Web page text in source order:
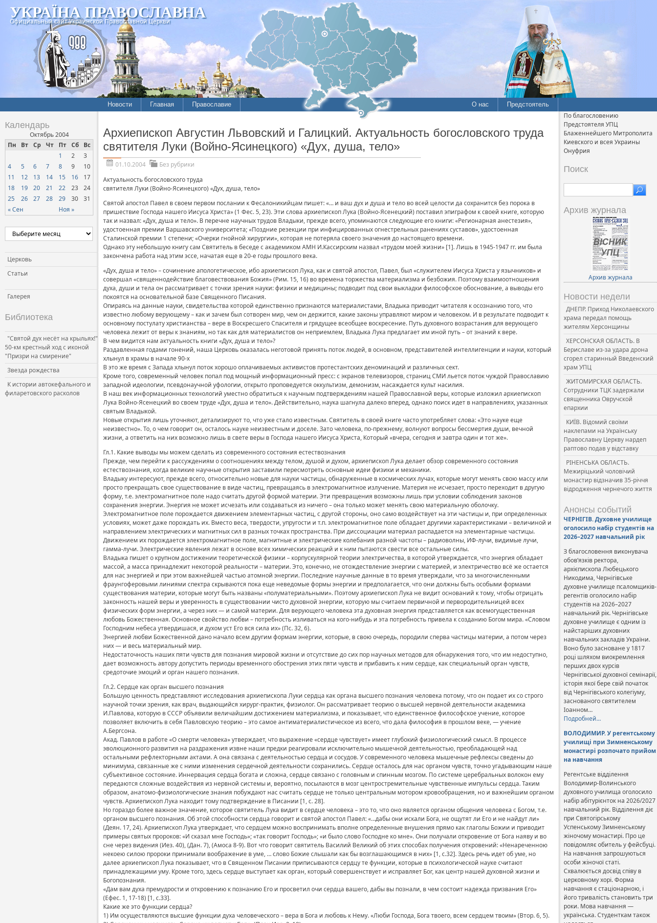
УКРАЇНА ПРАВОСЛАВНА
Официальный сайт Украинской Православной Церкви
Новости Главная Православие О нас Предстоятель
Календарь
Октябрь 2004
Пн
Вт Ср Чт Пт Сб Вс
« Сен Ноя »
1 2
3
4
5 6 7 8 9
10
11
12 13 14 15 16
17
18
19 20 21 22 23
24
25
26 27 28 29 30 31
Церковь
Статьи
Галерея
Библиотека
"Святой дух несёт на крыльях!"
50-км крестный ход с иконой
"Призри на смирение"
Звезда рождества
К истории автокефального и
филаретовского расколов
Архиепископ Августин Львовский и Галицкий. Актуальность богословского труда
святителя Луки (Войно-Ясинецкого) «Дух, душа, тело»
01.10.2004
Без рубрики
Актуальность богословского труда
святителя Луки (Войно-Ясинецкого) «Дух, душа, тело»
Святой апостол Павел в своем первом послании к Фесалоникийцам пишет: «… и ваш дух и душа и тело во всей целости да сохранится без порока в
пришествие Господа нашего Иисуса Христа» (1 Фес. 5, 23). Эти слова архиепископ Лука (Войно-Ясенецкий) поставил эпиграфом к своей книге, которую
так и назвал: «Дух, душа и тело». В перечне научных трудов Владыки, прежде всего, упоминаются следующие его книги: «Регионарная анестезия»,
удостоенная премии Варшавского университета; «Поздние резекции при инфицированных огнестрельных ранениях суставов», удостоенная
Сталинской премии 1 степени; «Очерки гнойной хирургии», которая не потеряла своего значения до настоящего времени.
Однако эту небольшую книгу сам Святитель в беседе с академиком АМН И.Кассирским назвал «трудом моей жизни» [1]. Лишь в 1945-1947 гг. им была
закончена работа над этим эссе, начатая еще в 20-е годы прошлого века.
«Дух, душа и тело» – сочинение апологетическое, ибо архиепископ Лука, как и святой апостол, Павел, был «служителем Иисуса Христа у язычников» и
совершал «священнодействие благовествования Божия» (Рим. 15, 16) во времена торжества материализма и безбожия. Поэтому взаимоотношения
духа, души и тела он рассматривает с точки зрения науки: физики и медицины; подводит под свои выкладки философское обоснование, а выводы его
покоятся на основательной базе Священного Писания.
Опираясь на данные науки, свидетельства которой единственно признаются материалистами, Владыка приводит читателя к осознанию того, что
известно любому верующему – как и зачем был сотворен мир, чем он держится, какие законы управляют миром и человеком. И в результате подводит к
основному постулату христианства – вере в Воскресшего Спасителя и грядущее всеобщее воскресение. Путь духовного возрастания для верующего
человека лежит от веры к знаниям, но так как для материалистов он неприемлем, Владыка Лука предлагает им иной путь – от знаний к вере.
В чем видится нам актуальность книги «Дух, душа и тело»?
Раздавленная годами гонений, наша Церковь оказалась неготовой принять поток людей, в основном, представителей интеллигенции и науки, который
хлынул в храмы в начале 90-х
В это же время с Запада хлынул поток хорошо оплачиваемых активистов протестантских деноминаций и различных сект.
Кроме того, современный человек попал под мощный информационный пресс: с экранов телевизоров, страниц СМИ льется поток чуждой Православию
западной идеологии, псевдонаучной уфологии, открыто проповедуется оккультизм, демонизм, насаждается культ насилия.
В наш век информационных технологий уместно обратиться к научным подтверждениям нашей Православной веры, которые изложил архиепископ
Лука Войно-Ясенецкий во своем труде «Дух, душа и тело». Действительно, наука шагнула далеко вперед, однако поиск идет в направлениях, указанных
святым Владыкой.
Новые открытия лишь уточняют, детализируют то, что уже стало известным. Святитель в своей книге часто употребляет слова: «Это науке еще
неизвестно». То, о чем говорит он, осталось науке неизвестным и доселе. Зато человека, по-прежнему, волнуют вопросы бессмертия души, вечной
жизни, а ответить на них возможно лишь в свете веры в Господа нашего Иисуса Христа, Который «вчера, сегодня и завтра один и тот же».
Гл.1. Какие выводы мы можем сделать из современного состояния естествознания
Прежде, чем перейти к рассуждениям о соотношениях между телом, душой и духом, архиепископ Лука делает обзор современного состояния
естествознания, когда великие научные открытия заставили пересмотреть основные идеи физики и механики.
Владыку интересуют, прежде всего, относительно новые для науки частицы, обнаруженные в космических лучах, которые могут менять свою массу или
просто прекращать свое существование в виде частиц, превращаясь в электромагнитное излучение. Материя не исчезает, просто переходит в другую
форму, т.е. электромагнитное поле надо считать другой формой материи. Эти превращения возможны лишь при условии соблюдения законов
сохранения энергии. Энергия не может исчезать или создаваться из ничего – она только может менять свою материальную оболочку.
Электромагнитное поле порождается движением элементарных частиц, с другой стороны, оно само воздействует на эти частицы и, при определенных
условиях, может даже порождать их. Вместо веса, твердости, упругости и т.п. электромагнитное поле обладает другими характеристиками – величиной и
направлением электрических и магнитных сил в разных точках пространства. При диссоциации материал распадается на элементарные частицы.
Движением их порождается электромагнитное поле, магнитные и электрические колебания разной частоты – радиоволны, ИФ-лучи, видимые лучи,
гамма-лучи. Электрические явления лежат в основе всех химических реакций и к ним пытаются свести все остальные силы.
Владыка пишет о крупном достижении теоретической физики – корпускулярной теории электричества, в которой утверждается, что энергия обладает
массой, а масса принадлежит некоторой реальности – материи. Это, конечно, не отождествление энергии с материей, и электричество всё же остается
для нас энергией и при этом важнейшей частью атомной энергии. Последние научные данные в то время утверждали, что за многочисленными
фраунгоферовыми линиями спектра скрываются пока еще неведомые формы энергии и предполагается, что они должны быть особыми формами
существования материи, которые могут быть названы «полуматериальными». Поэтому архиепископ Лука не видит оснований к тому, чтобы отрицать
законность нашей веры и уверенность в существовании чисто духовной энергии, которую мы считаем первичной и первородительницей всех
физических форм энергии, а через них — и самой материи. Для верующего человека эта духовная энергия представляется как всемогущественная
любовь Божественная. Основное свойство любви – потребность изливаться на кого-нибудь и эта потребность привела к созданию Богом мира. «Словом
Господним небеса утвердишася, и духом уст Его вся сила их» (Пс. 32, 6).
Энергией любви Божественной дано начало всем другим формам энергии, которые, в свою очередь, породили сперва частицы материи, а потом через
них — и весь материальный мир.
Недостаточность наших пяти чувств для познания мировой жизни и отсутствие до сих пор научных методов для обнаружения того, что им недоступно,
дает возможность автору допустить периоды временного обострения этих пяти чувств и прибавить к ним сердце, как специальный орган чувств,
средоточие эмоций и орган нашего познания.
Гл.2. Сердце как орган высшего познания
Большую ценность представляют исследования архиепископа Луки сердца как органа высшего познания человека потому, что он подает их со строго
научной точки зрения, как врач, выдающийся хирург-практик, физиолог. Он рассматривает теорию о высшей нервной деятельности академика
И.Павлова, которую в СССР объявили величайшим достижением материализма, и показывает, что единственное философское учение, которое
позволяет включить в себя Павловскую теорию – это самое антиматериалистическое из всего, что дала философия в прошлом веке, — учение
А.Бергсона.
Акад. Павлов в работе «О смерти человека» утверждает, что выражение «сердце чувствует» имеет глубокий физиологический смысл. В процессе
эволюционного развития на раздражения извне наши предки реагировали исключительно мышечной деятельностью, преобладающей над
остальными рефлекторными актами. А она связана с деятельностью сердца и сосудов. У современного человека мышечные рефлексы сведены до
минимума, связанные же с ними изменения сердечной деятельности сохранились. Сердце осталось для нас органом чувств, точно угадывающим наше
субъективное состояние. Иннервация сердца богата и сложна, сердце связано с головным и спинным мозгом. По системе церебральных волокон ему
передаются сложные воздействия из нервной системы и, вероятно, посылаются в мозг центростремительные чувственные импульсы сердца. Таким
образом, анатомо-физиологические знания побуждают нас считать сердце не только центральным мотором кровообращения, но и важнейшим органом
чувств. Архиепископ Лука находит тому подтверждение в Писании [1, с. 28].
Но гораздо более важное значение, которое святитель Лука видит в сердце человека – это то, что оно является органом общения человека с Богом, т.е.
органом высшего познания. Об этой способности сердца говорит и святой апостол Павел: «…дабы они искали Бога, не ощутят ли Его и не найдут ли»
(Деян. 17, 24). Архиепископ Лука утверждает, что сердцем можно воспринимать вполне определенные внушения прямо как глаголы Божии и приводит
примеры святых пророков: «И сказал мне Господь»; «так говорит Господь»; «и было слово Господне ко мне». Они получали откровение от Бога наяву и во
сне через видения (Иез. 40), (Дан. 7), (Амоса 8-9). Вот что говорит святитель Василий Великий об этих способах получения откровений: «Ненареченною
некоею силою пророки принимали воображение в уме, … слово Божие слышали как бы возглашающимся в них» [1, с.32]. Здесь речь идет об уме, но
далее архиепископ Лука показывает, что в Священном Писании приписываются сердцу те функции, которые в психологической науке считают
принадлежащими уму. Кроме того, здесь сердце выступает как орган, который совершенствует и исправляет Бог, как центр нашей духовной жизни и
Богопознания.
«Дам вам духа премудрости и откровению к познанию Его и просветил очи сердца вашего, дабы вы познали, в чем состоит надежда призвания Его»
(Ефес. 1, 17-18) [1, с.33].
Какие же это функции сердца?
1) Им осуществляются высшие функции духа человеческого – вера в Бога и любовь к Нему. «Люби Господа, Бога твоего, всем сердцем твоим» (Втор. 6, 5).
По благословению
Предстоятеля УПЦ
Блаженнейшего Митрополита
Киевского и всея Украины
Онуфрия
Поиск
Архив журнала
Архив журнала
Новости недели
ДНЕПР. Приход Николаевского
храма передал помощь
жителям Херсонщины
ХЕРСОНСКАЯ ОБЛАСТЬ. В
Бериславе из-за удара дрона
сгорел старинный Введенский
храм УПЦ
ЖИТОМИРСКАЯ ОБЛАСТЬ.
Сотрудники ТЦК задержали
священника Овручской
епархии
КИЇВ. Відомий своїми
наклепами на Українську
Православну Церкву нардеп
раптово подав у відставку
РІНЕНСЬКА ОБЛАСТЬ.
Межиріцький чоловічий
монастир відзначив 35-річчя
відродження чернечого життя
Анонсы событий
ЧЕРНІГІВ. Духовне училище
оголосило набір студентів на
2026–2027 навчальний рік
З благословення виконувача
обов’язків ректора,
архієпископа Любецького
Никодима, Чернігівське
духовне училище псаломщиків-
регентів оголосило набір
студентів на 2026–2027
навчальний рік. Чернігівське
духовне училище є одним із
найстаріших духовних
навчальних закладів України.
Воно було засноване у 1817
році шляхом виокремлення
перших двох курсів
Чернігівської духовної семінарії,
історія якої бере свій початок
від Чернігівського колегіуму,
заснованого святителем
Іоанном…
Подробней…
ВОЛОДИМИР. У регентському
училищі при Зимненському
монастирі розпочато прийом
на навчання
Регентське відділення
Володимир-Волинського
духовного училища оголосило
набір абітурієнток на 2026/2027
навчальний рік. Відділення діє
при Святогірському
Успенському Зимненському
жіночому монастирі. Про це
повідомляє обитель у фейсбуці.
На навчання запрошуються
особи жіночої статі.
Схвалюється досвід співу в
церковному хорі. Форма
навчання є стаціонарною, і
його тривалість становить три
роки. Мова навчання —
українська. Студенткам також